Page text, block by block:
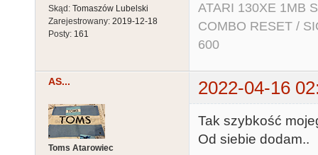
Skąd: Tomaszów Lubelski
Zarejestrowany: 2019-12-18
Posty: 161
ATARI 130XE 1MB
COMBO RESET /
600
AS... 2022-04-16
Toms Atarowiec
Tak szybkość
Od siebie dodam..